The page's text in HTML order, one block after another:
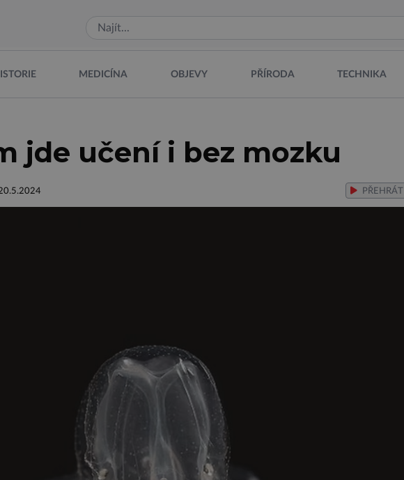
MEDICÍNA OBJEVY PŘÍRODA TECHNIKA
jde učení i bez mozku
PŘEHRÁT